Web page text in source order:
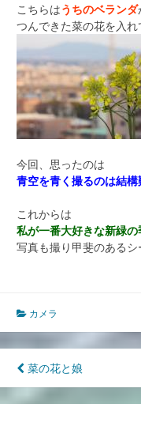
こちらはうちのベランダ
つんできた菜の花を入れ
今回、思ったのは
青空を青く撮るのは結
これからは
私が一番大好きな新緑の
写真も撮り甲斐のあるシ
カメラ
投
稿
菜の花と娘